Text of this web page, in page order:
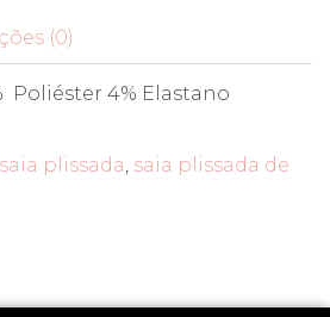
(0)
Poliéster 4% Elastano
saia plissada, saia plissada de